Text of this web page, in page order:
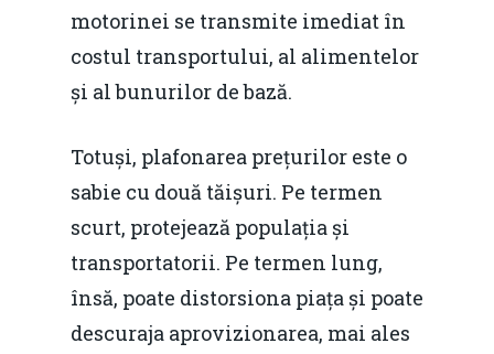
motorinei se transmite imediat în
costul transportului, al alimentelor
și al bunurilor de bază.
Totuși, plafonarea prețurilor este o
sabie cu două tăișuri. Pe termen
scurt, protejează populația și
transportatorii. Pe termen lung,
însă, poate distorsiona piața și poate
descuraja aprovizionarea, mai ales